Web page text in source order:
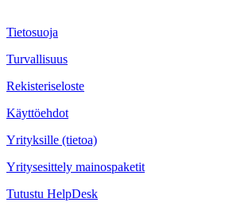
Tietosuoja
Turvallisuus
Rekisteriseloste
Käyttöehdot
Yrityksille (tietoa)
Yritysesittely mainospaketit
Tutustu HelpDesk